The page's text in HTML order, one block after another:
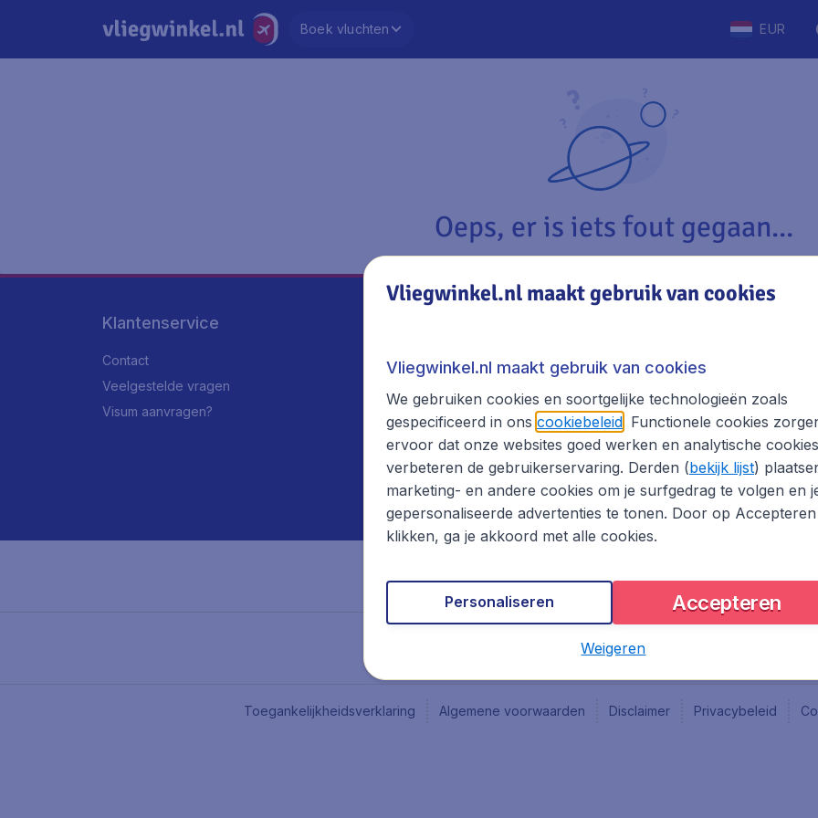
Boek vluchten EUR
Oeps, er is iets fout gegaan...
Klantenservice
Contact
Veelgestelde vragen
Visum aanvragen?
Over Vliegwinkel.nl
Reisgids
Toegankelijkheidsverklaring Algemene voorwaarden Disclaimer Privacybeleid
Vliegwinkel.nl maakt gebruik van cookies
Vliegwinkel.nl maakt gebruik van cookies
We gebruiken cookies en soortgelijke technologieën zoals
gespecificeerd in ons cookiebeleid. Functionele cookies
ervoor dat onze websites goed werken en analytische cookies
verbeteren de gebruikerservaring. Derden (bekijk lijst)
marketing- en andere cookies om je surfgedrag te volgen en
gepersonaliseerde advertenties te tonen. Door op
klikken, ga je akkoord met alle cookies.
Accepteren
Personaliseren
Weigeren